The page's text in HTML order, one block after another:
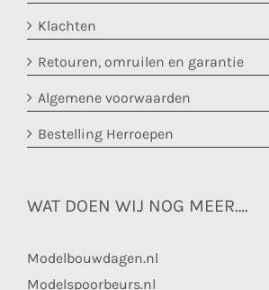
Klachten
Retouren, omruilen en garantie
Algemene voorwaarden
Bestelling Herroepen
WAT DOEN WIJ NOG MEER….
Modelbouwdagen.nl
Modelspoorbeurs.nl